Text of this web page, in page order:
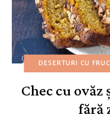
DESERTURI CU
Chec cu ovăz
fără